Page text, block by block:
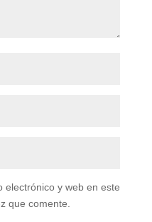
electrónico y web en este
que comente.